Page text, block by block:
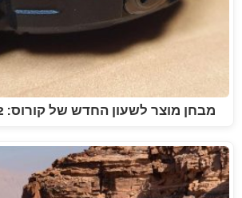
מבחן מוצר לשעון החדש של קורוס: Coros Vertix 2